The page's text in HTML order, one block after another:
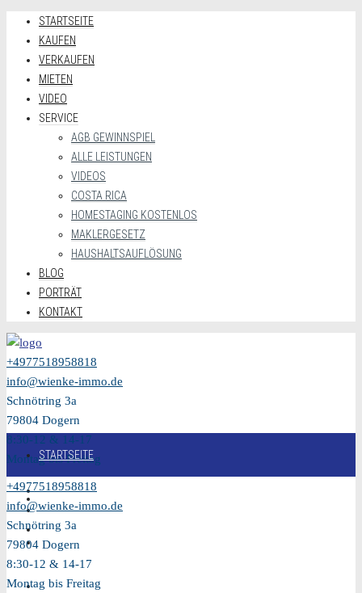
STARTSEITE
KAUFEN
VERKAUFEN
MIETEN
VIDEO
SERVICE
AGB GEWINNSPIEL
ALLE LEISTUNGEN
VIDEOS
COSTA RICA
HOMESTAGING KOSTENLOS
MAKLERGESETZ
HAUSHALTSAUFLÖSUNG
BLOG
PORTRÄT
KONTAKT
+4977518958818
info@wienke-immo.de
Schnötring 3a
79804 Dogern
8:30-12 & 14-17
Montag bis Freitag
STARTSEITE
VERKAUFEN
MIETEN
+4977518958818
info@wienke-immo.de
Schnötring 3a
79804 Dogern
8:30-12 & 14-17
Montag bis Freitag